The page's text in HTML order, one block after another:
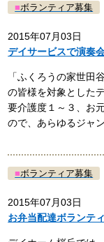
■ボランティア募集
2015年07月03日
デイサービスで演奏
「ふくろうの家世田
の皆様を対象とした
要介護度１～３、お
ので、あらゆるジ
■ボランティア募集
2015年07月03日
お弁当配達ボランテ